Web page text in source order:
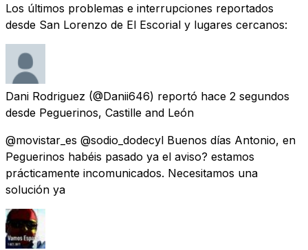
Los últimos problemas e interrupciones reportados
desde San Lorenzo de El Escorial y lugares cercanos:
Dani Rodriguez (@Danii646) reportó hace 2 segundos
desde Peguerinos, Castille and León
@movistar_es @sodio_dodecyl Buenos días Antonio, en
Peguerinos habéis pasado ya el aviso? estamos
prácticamente incomunicados. Necesitamos una
solución ya